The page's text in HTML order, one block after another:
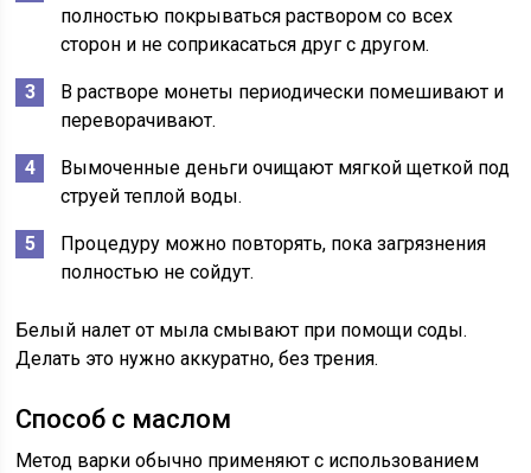
полностью покрываться раствором со всех
сторон и не соприкасаться друг с другом.
В растворе монеты периодически помешивают и
переворачивают.
Вымоченные деньги очищают мягкой щеткой под
струей теплой воды.
Процедуру можно повторять, пока загрязнения
полностью не сойдут.
Белый налет от мыла смывают при помощи соды.
Делать это нужно аккуратно, без трения.
Способ с маслом
Метод варки обычно применяют с использованием